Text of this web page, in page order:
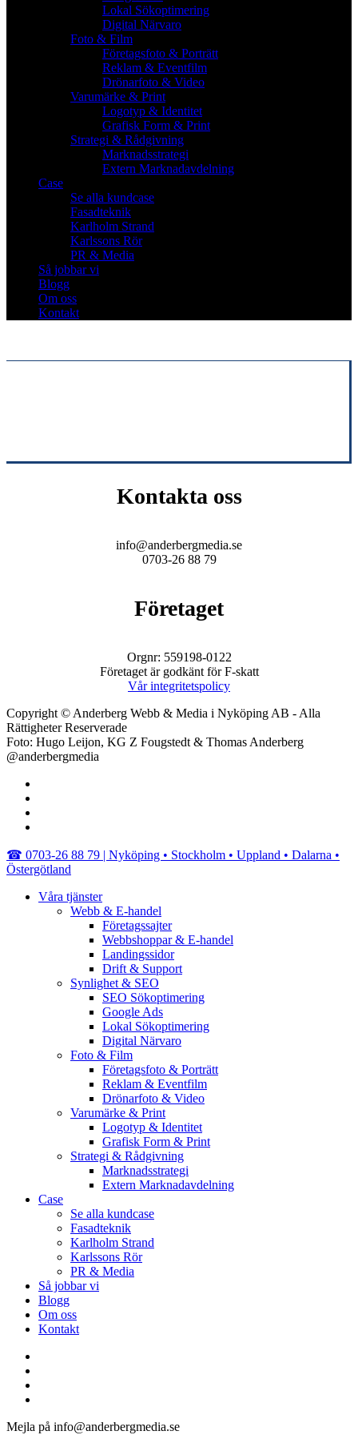
Lokal Sökoptimering
Digital Närvaro
Foto & Film
Företagsfoto & Porträtt
Reklam & Eventfilm
Drönarfoto & Video
Varumärke & Print
Logotyp & Identitet
Grafisk Form & Print
Strategi & Rådgivning
Marknadsstrategi
Extern Marknadavdelning
Case
Se alla kundcase
Fasadteknik
Karlholm Strand
Karlssons Rör
PR & Media
Så jobbar vi
Blogg
Om oss
Kontakt
Kontakta oss
info@anderbergmedia.se
0703-26 88 79
Företaget
Orgnr: 559198-0122
Företaget är godkänt för F-skatt
Vår integritetspolicy
Copyright © Anderberg Webb & Media i Nyköping AB - Alla
Rättigheter Reserverade
Foto: Hugo Leijon, KG Z Fougstedt & Thomas Anderberg
@anderbergmedia
Close
Menu
☎︎ 0703-26 88 79 | Nyköping • Stockholm • Uppland • Dalarna •
Östergötland
Våra tjänster
Webb & E-handel
Företagssajter
Webbshoppar & E-handel
Landingssidor
Drift & Support
Synlighet & SEO
SEO Sökoptimering
Google Ads
Lokal Sökoptimering
Digital Närvaro
Foto & Film
Företagsfoto & Porträtt
Reklam & Eventfilm
Drönarfoto & Video
Varumärke & Print
Logotyp & Identitet
Grafisk Form & Print
Strategi & Rådgivning
Marknadsstrategi
Extern Marknadavdelning
Case
Se alla kundcase
Fasadteknik
Karlholm Strand
Karlssons Rör
PR & Media
Så jobbar vi
Blogg
Om oss
Kontakt
Mejla på info@anderbergmedia.se